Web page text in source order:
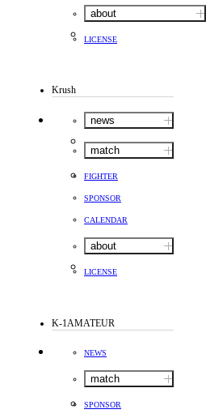
about
LICENSE
Krush
news
match
FIGHTER
SPONSOR
CALENDAR
about
LICENSE
K-1AMATEUR
NEWS
match
SPONSOR